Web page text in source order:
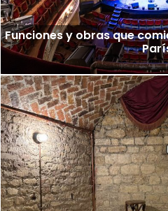
Funciones y obras que